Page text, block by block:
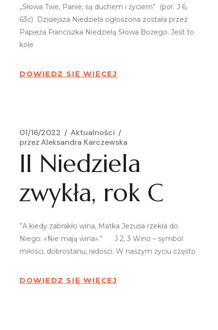
„Słowa Twe, Panie, są duchem i życiem” (por. J 6,
63c) Dzisiejsza Niedziela ogłoszona została przez
Papieża Franciszka Niedzielą Słowa Bożego. Jest to
kole
DOWIEDZ SIĘ WIĘCEJ
01/16/2022
Aktualności
przez Aleksandra Karczewska
II Niedziela
zwykła, rok C
”A kiedy zabrakło wina, Matka Jezusa rzekła do
Niego: «Nie mają wina».” J 2, 3 Wino – symbol
miłości, dobrostanu, radości. W naszym życiu często
DOWIEDZ SIĘ WIĘCEJ